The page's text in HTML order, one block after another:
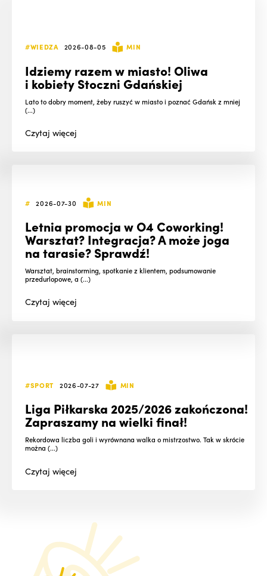
#WIEDZA 2026-08-05 MIN
Idziemy razem w miasto! Oliwa
i kobiety Stoczni Gdańskiej
Lato to dobry moment, żeby ruszyć w miasto i poznać Gdańsk z mniej
(...)
Czytajwięcej
# 2026-07-30 MIN
Letnia promocja w O4 Coworking!
Warsztat? Integracja? A może joga
na tarasie? Sprawdź!
Warsztat, brainstorming, spotkanie z klientem, podsumowanie
przedurlopowe, a (...)
Czytajwięcej
#SPORT 2026-07-27 MIN
Liga Piłkarska 2025/2026 zakończona!
Zapraszamy na wielki finał!
Rekordowa liczba goli i wyrównana walka o mistrzostwo. Tak w skrócie
można (...)
Czytajwięcej